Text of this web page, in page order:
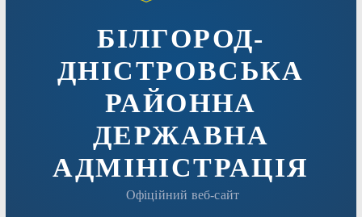
БІЛГОРОД-
ДНІСТРОВСЬКА
РАЙОННА
ДЕРЖАВНА
АДМІНІСТРАЦІЯ
Офіційний веб-сайт